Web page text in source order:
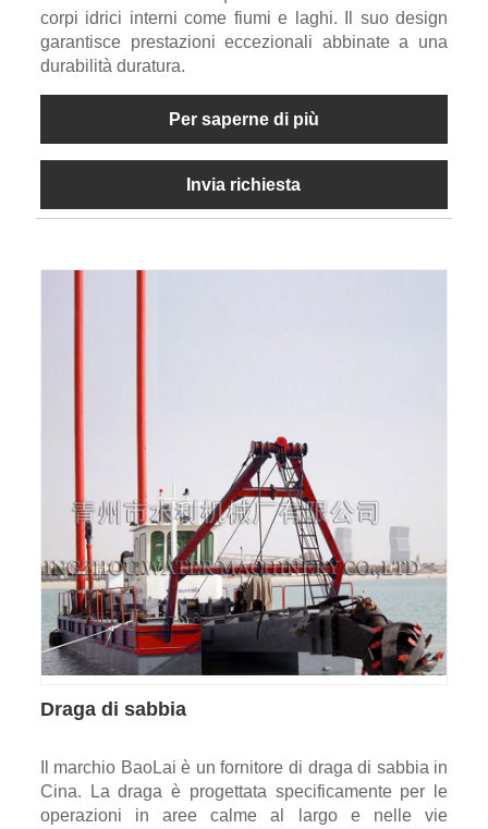
corpi idrici interni come fiumi e laghi. Il suo design
garantisce prestazioni eccezionali abbinate a una
durabilità duratura.
Per saperne di più
Invia richiesta
Draga di sabbia
Il marchio BaoLai è un fornitore di draga di sabbia in
Cina. La draga è progettata specificamente per le
operazioni in aree calme al largo e nelle vie